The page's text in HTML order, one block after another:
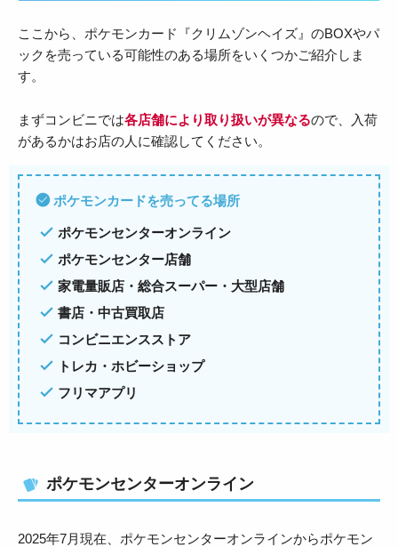
ここから、ポケモンカード『クリムゾンヘイズ 』のBOXやパ
ックを売っている可能性のある場所をいくつかご紹介しま
す。
まずコンビニでは各店舗により取り扱いが異なるので、入荷
があるかはお店の人に確認してください。
ポケモンカードを売ってる場所
ポケモンセンターオンライン
ポケモンセンター店舗
家電量販店・総合スーパー・大型店舗
書店・中古買取店
コンビニエンスストア
トレカ・ホビーショップ
フリマアプリ
ポケモンセンターオンライン
2025年7月現在、ポケモンセンターオンラインからポケモン